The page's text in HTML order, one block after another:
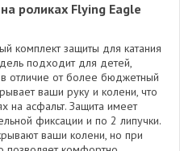
роликах Flying Eagle
комплект защиты для катания
подходит для детей,
отличие от более бюджетный
ваши руку и колени, что
на асфальт. Защита имеет
фиксации и по 2 липучки.
ваши колени, но при